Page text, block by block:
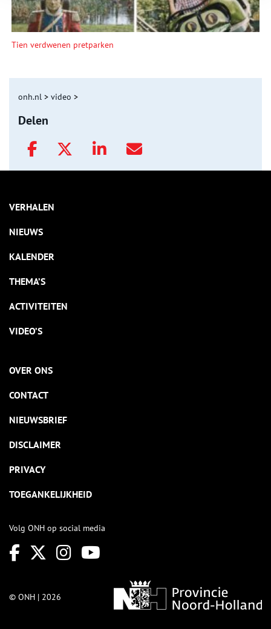
Tien verdwenen pretparken
onh.nl > video >
Delen
VERHALEN
NIEUWS
KALENDER
THEMA’S
ACTIVITEITEN
VIDEO’S
OVER ONS
CONTACT
NIEUWSBRIEF
DISCLAIMER
PRIVACY
TOEGANKELIJKHEID
Volg ONH op social media
© ONH | 2026